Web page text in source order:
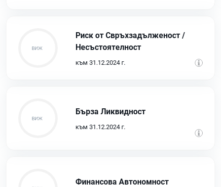
Риск от Свръхзадълженост /
Несъстоятелност
към 31.12.2024 г.
Бърза Ликвидност
към 31.12.2024 г.
Финансова Автономност